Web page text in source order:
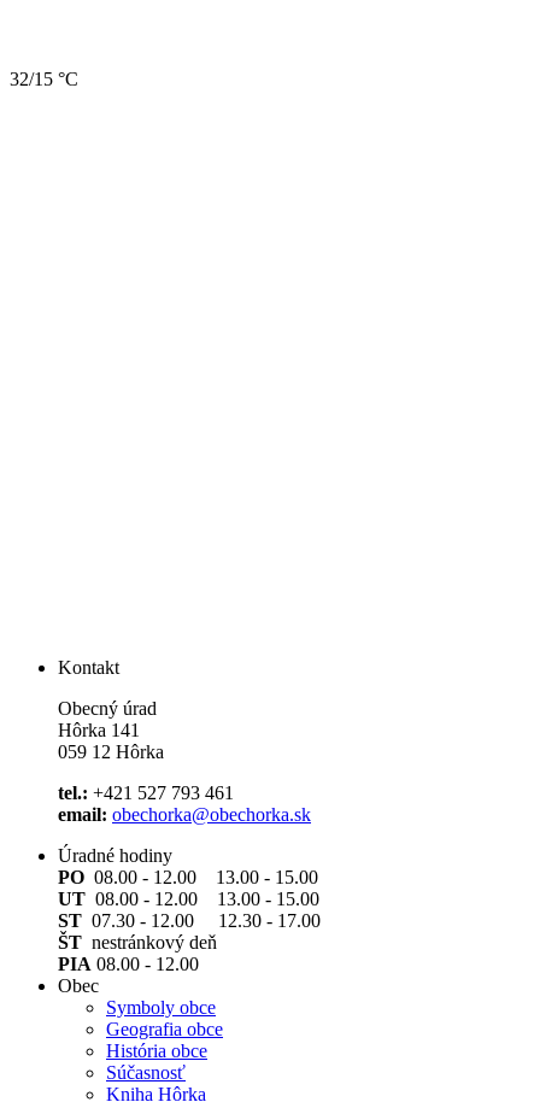
32/15 °C
Kontakt
Obecný úrad
Hôrka 141
059 12 Hôrka
tel.: +421 527 793 461
email: obechorka@obechorka.sk
Úradné hodiny
PO 08.00 - 12.00 13.00 - 15.00
UT 08.00 - 12.00 13.00 - 15.00
ST 07.30 - 12.00 12.30 - 17.00
ŠT nestránkový deň
PIA 08.00 - 12.00
Obec
Symboly obce
Geografia obce
História obce
Súčasnosť
Kniha Hôrka